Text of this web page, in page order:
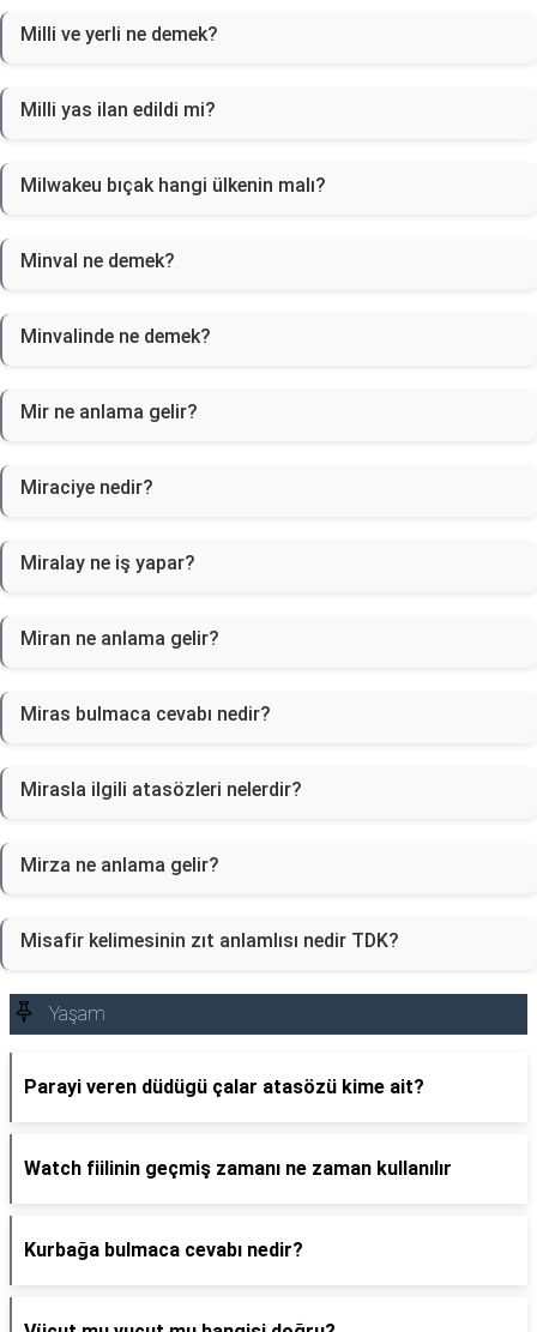
Milli ve yerli ne demek?
Milli yas ilan edildi mi?
Milwakeu bıçak hangi ülkenin malı?
Minval ne demek?
Minvalinde ne demek?
Mir ne anlama gelir?
Miraciye nedir?
Miralay ne iş yapar?
Miran ne anlama gelir?
Miras bulmaca cevabı nedir?
Mirasla ilgili atasözleri nelerdir?
Mirza ne anlama gelir?
Misafir kelimesinin zıt anlamlısı nedir TDK?
Yaşam
Parayi veren düdügü çalar atasözü kime ait?
Watch fiilinin geçmiş zamanı ne zaman kullanılır
Kurbağa bulmaca cevabı nedir?